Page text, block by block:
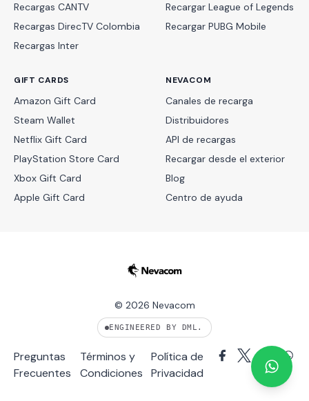
Recargas CANTV
Recargas DirecTV Colombia
Recargas Inter
Recargar League of Legends
Recargar PUBG Mobile
GIFT CARDS
Amazon Gift Card
Steam Wallet
Netflix Gift Card
PlayStation Store Card
Xbox Gift Card
Apple Gift Card
NEVACOM
Canales de recarga
Distribuidores
API de recargas
Recargar desde el exterior
Blog
Centro de ayuda
© 2026 Nevacom
Preguntas
Frecuentes
Términos y
Condiciones
Política de
Privacidad